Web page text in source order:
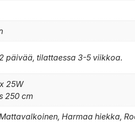
päivää, tilattaessa 3-5 viikkoa.
25W
250 cm
Harmaa hiekka,